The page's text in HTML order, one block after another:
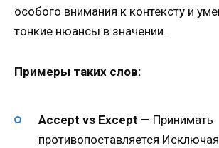
особого внимания к контексту и
тонкие нюансы в значении.
Примеры таких слов:
Accept vs Except — Принимать
противопоставляется